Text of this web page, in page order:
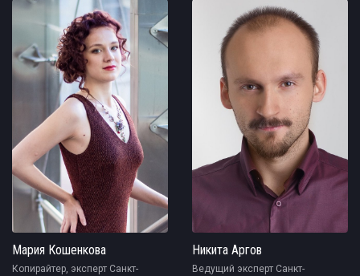
Мария Кошенкова
Копирайтер, эксперт Санкт-
Никита Аргов
Ведущий эксперт Санкт-